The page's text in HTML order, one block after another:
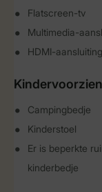
Flatscreen-tv
Multimedia-
HDMI-aansluiting
Campingbedje
Kinderstoel
Er is beperkte
kinderbedje